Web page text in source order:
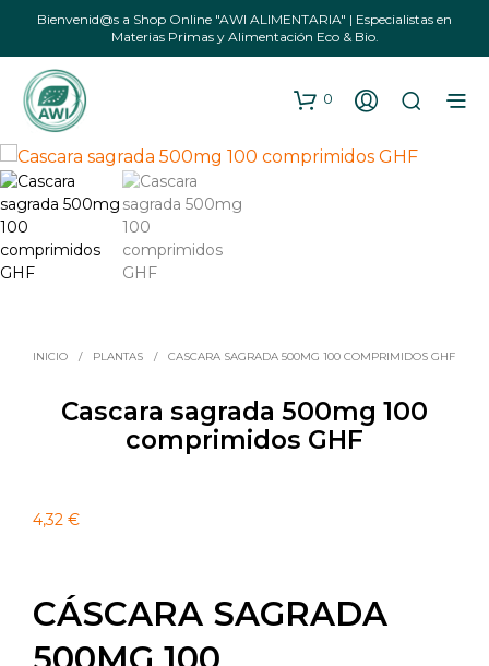
Bienvenid@s a Shop Online "AWI ALIMENTARIA" | Especialistas en
Materias Primas y Alimentación Eco & Bio.
0
INICIO / PLANTAS / CASCARA SAGRADA 500MG 100 COMPRIMIDOS GHF
Cascara sagrada 500mg 100
comprimidos GHF
4,32 €
CÁSCARA SAGRADA